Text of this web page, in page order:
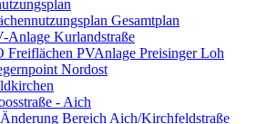
Gesamtplan
Anlage Kurlandstraße
Freiflächen PV­Anlage Preisinger Loh
Nordost
- Aich
Bereich Aich/Kirchfeldstraße